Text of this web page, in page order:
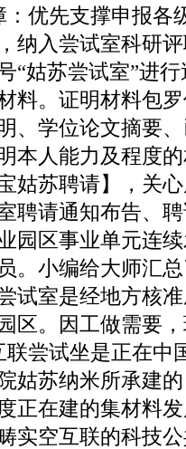
优先支撑申报各
纳入尝试室科研
“姑苏尝试室”进
料。证明材料包
、学位论文摘要
本人能力及程度
姑苏聘请】，关
聘请通知布告、
园区事业单元连
。小编给大师汇
试室是经地方核
区。因工做需要
尝试坐是正在中
姑苏纳米所承建
正在建的集材料
实空互联的科技